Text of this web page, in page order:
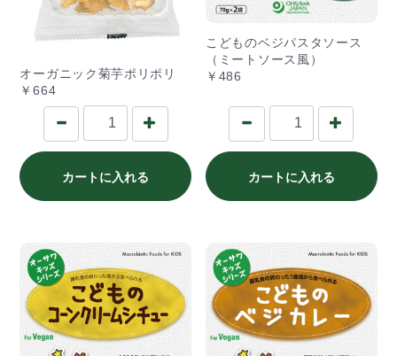
オーガニック菊芋ポリポリ
￥664
カートに入れる
こどものベジパスタソース
（ミートソース風）
￥486
カートに入れる